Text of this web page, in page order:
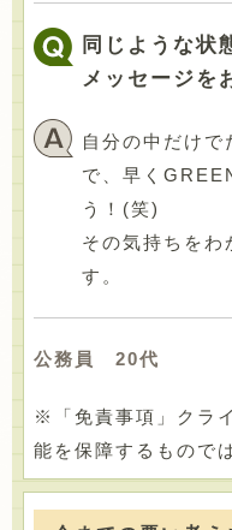
同じような状
メッセージを
自分の中だけで
で、早く
う！(笑)
その気持ちをわ
す。
公務員 20代
※「免責事項」クラ
能を保障するもので